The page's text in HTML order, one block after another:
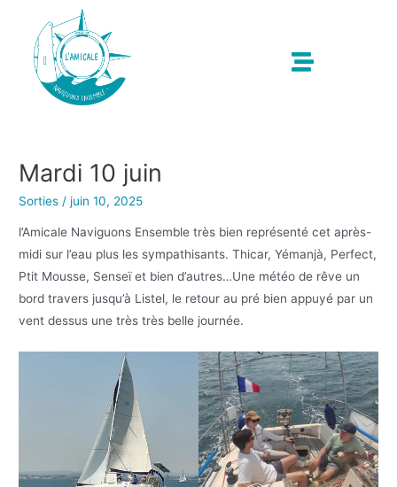
Mardi 10 juin
Sorties /juin 10, 2025
l’Amicale Naviguons Ensemble très bien représenté cet après-
midi sur l’eau plus les sympathisants. Thicar, Yémanjà, Perfect,
Ptit Mousse, Senseï et bien d’autres…Une météo de rêve un
bord travers jusqu’à Listel, le retour au pré bien appuyé par un
vent dessus une très très belle journée.